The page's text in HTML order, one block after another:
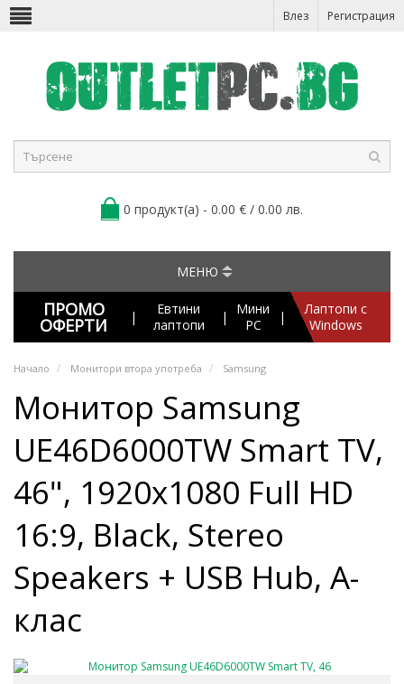
Влез Регистрация
0 продукт(а) - 0.00 € / 0.00 лв.
МЕНЮ
ПРОМО
ОФЕРТИ |
Евтини
лаптопи
|
Мини
PC
|
Лаптопи с
Windows
Начало Монитори втора употреба Samsung
Монитор Samsung
UE46D6000TW Smart TV,
46", 1920x1080 Full HD
16:9, Black, Stereo
Speakers + USB Hub, A-
клас